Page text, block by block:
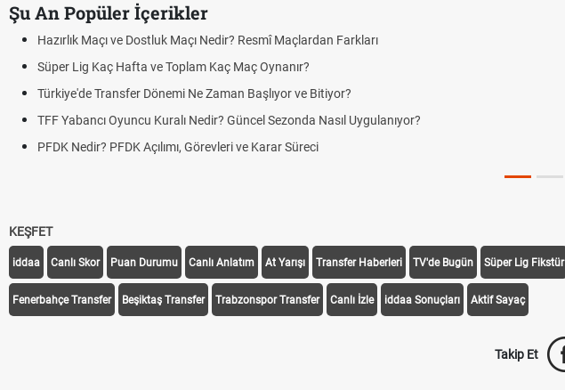
Şu An Popüler İçerikler
Hazırlık Maçı ve Dostluk Maçı Nedir? Resmî Maçlardan Farkları
Süper Lig Kaç Hafta ve Toplam Kaç Maç Oynanır?
Türkiye'de Transfer Dönemi Ne Zaman Başlıyor ve Bitiyor?
TFF Yabancı Oyuncu Kuralı Nedir? Güncel Sezonda Nasıl Uygulanıyor?
PFDK Nedir? PFDK Açılımı, Görevleri ve Karar Süreci
KEŞFET
iddaa Canlı Skor Puan Durumu Canlı Anlatım At Yarışı Transfer Haberleri TV'de Bugün Süper Lig Fikstür
Fenerbahçe Transfer Beşiktaş Transfer Trabzonspor Transfer Canlı İzle iddaa Sonuçları Aktif Sayaç
Takip Et